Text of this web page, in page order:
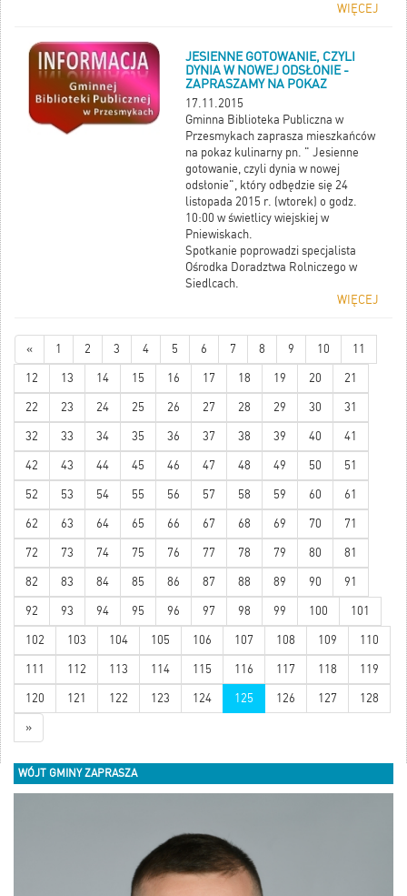
WIĘCEJ
JESIENNE GOTOWANIE, CZYLI
DYNIA W NOWEJ ODSŁONIE -
ZAPRASZAMY NA POKAZ
17.11.2015
Gminna Biblioteka Publiczna w
Przesmykach zaprasza mieszkańców
na pokaz kulinarny pn. " Jesienne
gotowanie, czyli dynia w nowej
odsłonie", który odbędzie się 24
listopada 2015 r. (wtorek) o godz.
10:00 w świetlicy wiejskiej w
Pniewiskach.
Spotkanie poprowadzi specjalista
Ośrodka Doradztwa Rolniczego w
Siedlcach.
WIĘCEJ
« 1 2 3 4 5 6 7 8 9 10 11
12 13 14 15 16 17 18 19 20 21
22 23 24 25 26 27 28 29 30 31
32 33 34 35 36 37 38 39 40 41
42 43 44 45 46 47 48 49 50 51
52 53 54 55 56 57 58 59 60 61
62 63 64 65 66 67 68 69 70 71
72 73 74 75 76 77 78 79 80 81
82 83 84 85 86 87 88 89 90 91
92 93 94 95 96 97 98 99 100 101
102 103 104 105 106 107 108 109 110
111 112 113 114 115 116 117 118 119
120 121 122 123 124 125 126 127 128
»
WÓJT GMINY ZAPRASZA